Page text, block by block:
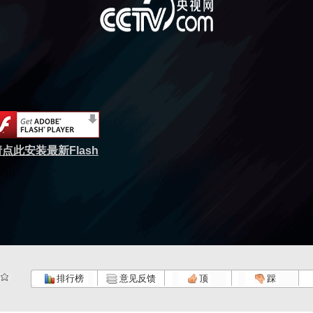
点此安装最新Flash
排行榜 意见反馈 顶 踩